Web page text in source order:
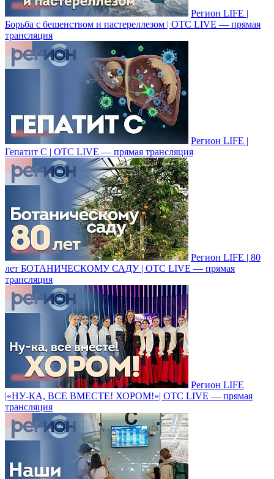
Регион LIFE |
Борьба с бешенством и пастереллезом | ОТС LIVE — прямая
трансляция
Регион LIFE |
Гепатит С | ОТС LIVE — прямая трансляция
Регион LIFE | 80
лет БОТАНИЧЕСКОМУ САДУ | ОТС LIVE — прямая
трансляция
Регион LIFE
|«НУ-КА, ВСЕ ВМЕСТЕ! ХОРОМ!»| ОТС LIVE — прямая
трансляция